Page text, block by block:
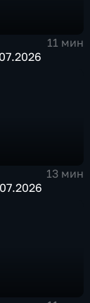
11 мин
13 мин